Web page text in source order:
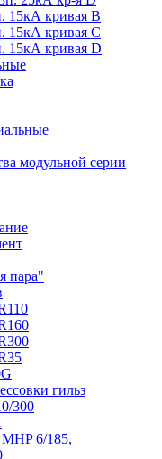
15кА кривая B
15кА кривая C
15кА кривая D
модульной серии
пара"
гильз
300
6/185,